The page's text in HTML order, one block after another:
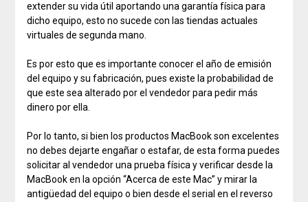
extender su vida útil aportando una garantía física para
dicho equipo, esto no sucede con las tiendas actuales
virtuales de segunda mano.
Es por esto que es importante conocer el año de emisión
del equipo y su fabricación, pues existe la probabilidad de
que este sea alterado por el vendedor para pedir más
dinero por ella.
Por lo tanto, si bien los productos MacBook son excelentes
no debes dejarte engañar o estafar, de esta forma puedes
solicitar al vendedor una prueba física y verificar desde la
MacBook en la opción “Acerca de este Mac” y mirar la
antigüedad del equipo o bien desde el serial en el reverso